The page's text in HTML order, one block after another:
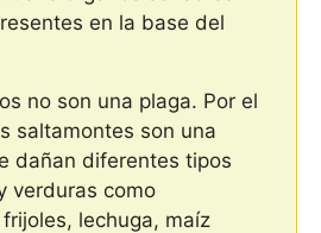
en la base del
no son una plaga. Por el
saltamontes son una
dañan diferentes tipos
verduras como
lechuga, maíz